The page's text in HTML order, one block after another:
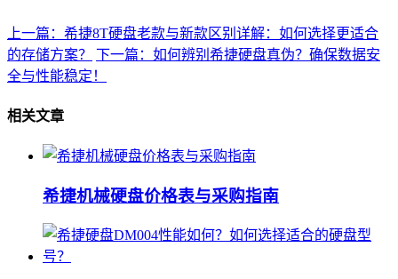
上一篇：希捷8T硬盘老款与新款区别详解：如何选择更适合
的存储方案？
下一篇：如何辨别希捷硬盘真伪？确保数据安
全与性能稳定！
相关文章
希捷机械硬盘价格表与采购指南